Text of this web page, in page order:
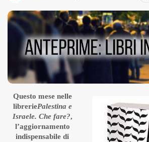
Questo mese nelle
libreriePalestina e
Israele. Che fare?,
l’aggiornamento
indispensabile di